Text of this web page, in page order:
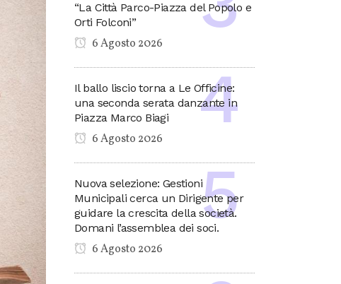
“La Città Parco-Piazza del Popolo e
Orti Folconi”
6 Agosto 2026
Il ballo liscio torna a Le Officine:
una seconda serata danzante in
Piazza Marco Biagi
6 Agosto 2026
Nuova selezione: Gestioni
Municipali cerca un Dirigente per
guidare la crescita della società.
Domani l’assemblea dei soci.
6 Agosto 2026